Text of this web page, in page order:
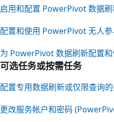
启用和配置 PowerPivot 数据
配置和使用 PowerPivot 无人
为 PowerPivot 数据刷新配置
可选任务或按需任务
配置专用数据刷新或仅限查询
更改服务帐户和密码